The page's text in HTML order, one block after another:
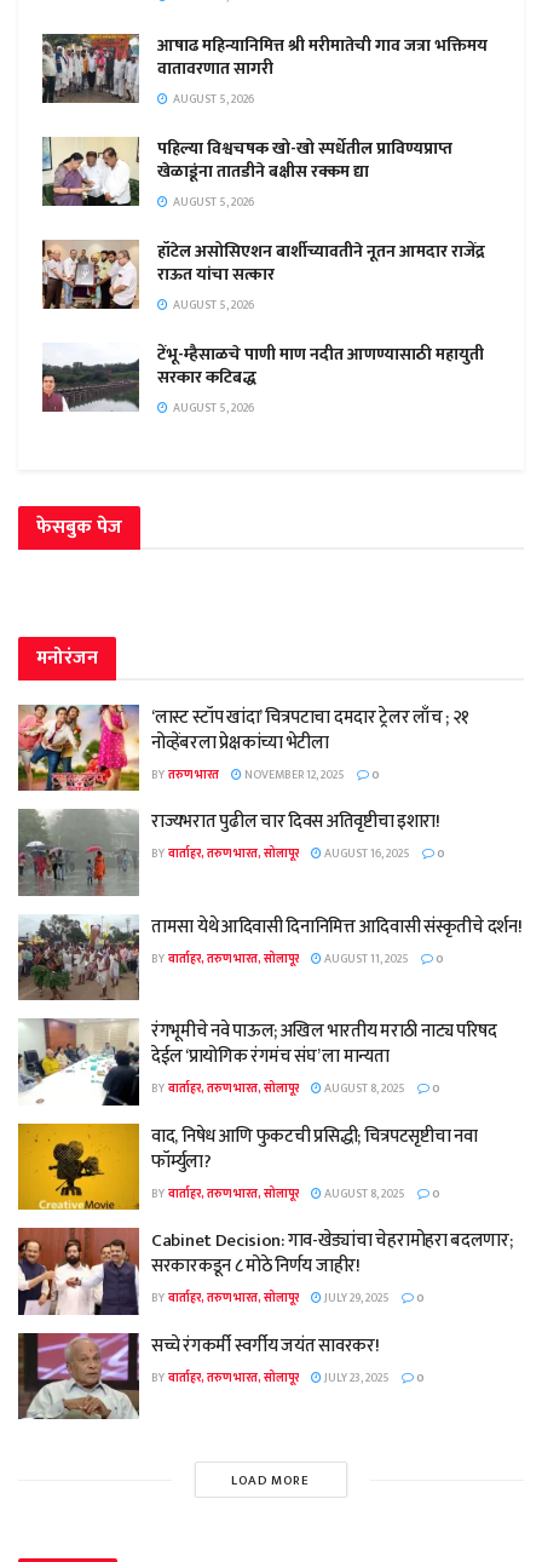
आषाढ महिन्यानिमित्त श्री मरीमातेची गाव जत्रा भक्तिमय
वातावरणात सागरी
AUGUST 5, 2026
पहिल्या विश्वचषक खो-खो स्पर्धेतील प्राविण्यप्राप्त
खेळाडूंना तातडीने बक्षीस रक्कम द्या
AUGUST 5, 2026
हॉटेल असोसिएशन बार्शीच्यावतीने नूतन आमदार राजेंद्र
राऊत यांचा सत्कार
AUGUST 5, 2026
टेंभू-म्हैसाळचे पाणी माण नदीत आणण्यासाठी महायुती
सरकार कटिबद्ध
AUGUST 5, 2026
फेसबुक पेज
मनोरंजन
‘लास्ट स्टॉप खांदा’ चित्रपटाचा दमदार ट्रेलर लाँच ; २१
नोव्हेंबरला प्रेक्षकांच्या भेटीला
BYतरुण भारत NOVEMBER 12, 2025 0
राज्यभरात पुढील चार दिवस अतिवृष्टीचा इशारा!
BYवार्ताहर, तरुण भारत, सोलापूर AUGUST 16, 2025 0
तामसा येथे आदिवासी दिनानिमित्त आदिवासी संस्कृतीचे दर्शन!
BYवार्ताहर, तरुण भारत, सोलापूर AUGUST 11, 2025 0
रंगभूमीचे नवे पाऊल; अखिल भारतीय मराठी नाट्य परिषद
देईल ‘प्रायोगिक रंगमंच संघ’ ला मान्यता
BYवार्ताहर, तरुण भारत, सोलापूर AUGUST 8, 2025 0
वाद, निषेध आणि फुकटची प्रसिद्धी; चित्रपटसृष्टीचा नवा
फॉर्म्युला?
BYवार्ताहर, तरुण भारत, सोलापूर AUGUST 8, 2025 0
Cabinet Decision: गाव-खेड्यांचा चेहरामोहरा बदलणार;
सरकारकडून ८ मोठे निर्णय जाहीर!
BYवार्ताहर, तरुण भारत, सोलापूर JULY 29, 2025 0
सच्चे रंगकर्मी स्वर्गीय जयंत सावरकर!
BYवार्ताहर, तरुण भारत, सोलापूर JULY 23, 2025 0
LOAD MORE